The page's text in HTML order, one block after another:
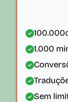
100.000
1.000
Sem